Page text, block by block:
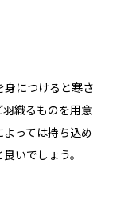
身につけると寒さ
織るものを用意
っては持ち込め
いでしょう。